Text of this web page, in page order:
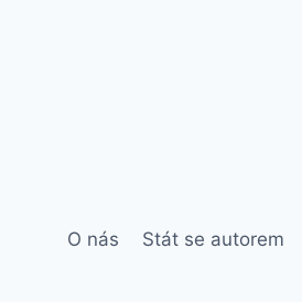
O nás Stát se autorem